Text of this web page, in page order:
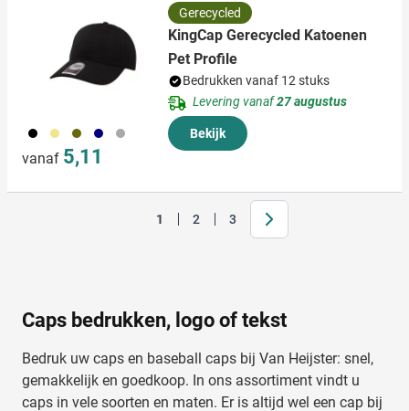
001 013 402 536 491
vanaf 5,11
Gerecycled
KingCap Gerecycled Katoenen
Pet Profile
Bedrukken vanaf 12 stuks
Levering vanaf27 augustus
Bekijk
Je leest momenteel pagina
1 Pagina
2 Pagina
3 Volgende
Caps bedrukken, logo of tekst
Bedruk uw caps en baseball caps bij Van Heijster: snel,
gemakkelijk en goedkoop. In ons assortiment vindt u
caps in vele soorten en maten. Er is altijd wel een cap bij